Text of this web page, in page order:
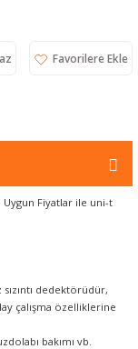
dedektörüdür,
çalışma özelliklerine
bakımı vb.